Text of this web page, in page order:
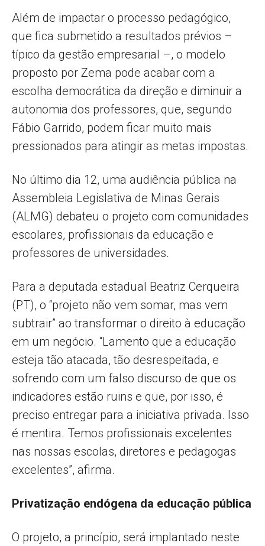
Além de impactar o processo pedagógico,
que fica submetido a resultados prévios –
típico da gestão empresarial –, o modelo
proposto por Zema pode acabar com a
escolha democrática da direção e diminuir a
autonomia dos professores, que, segundo
Fábio Garrido, podem ficar muito mais
pressionados para atingir as metas impostas.
No último dia 12, uma audiência pública na
Assembleia Legislativa de Minas Gerais
(ALMG) debateu o projeto com comunidades
escolares, profissionais da educação e
professores de universidades.
Para a deputada estadual Beatriz Cerqueira
(PT), o “projeto não vem somar, mas vem
subtrair” ao transformar o direito à educação
em um negócio. “Lamento que a educação
esteja tão atacada, tão desrespeitada, e
sofrendo com um falso discurso de que os
indicadores estão ruins e que, por isso, é
preciso entregar para a iniciativa privada. Isso
é mentira. Temos profissionais excelentes
nas nossas escolas, diretores e pedagogas
excelentes”, afirma.
Privatização endógena da educação pública
O projeto, a princípio, será implantado neste